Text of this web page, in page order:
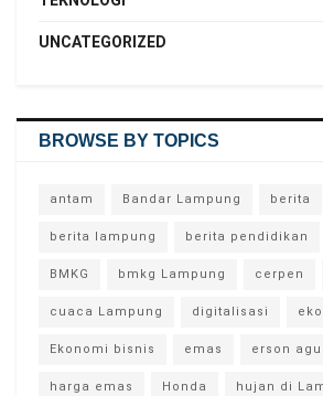
UNCATEGORIZED
BROWSE BY TOPICS
antam Bandar Lampung berita
berita lampung berita pendidikan
BMKG bmkg Lampung cerpen
cuaca Lampung digitalisasi
Ekonomi bisnis emas erson
harga emas Honda hujan di